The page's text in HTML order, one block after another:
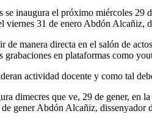
inaugura el próximo miércoles 29
viernes 31 de enero Abdón Alcañiz,
de manera directa en el salón de
en plataformas como
actividad docente y como tal
dimecres que ve, 29 de gener, en
gener Abdón Alcañiz, dissenyador